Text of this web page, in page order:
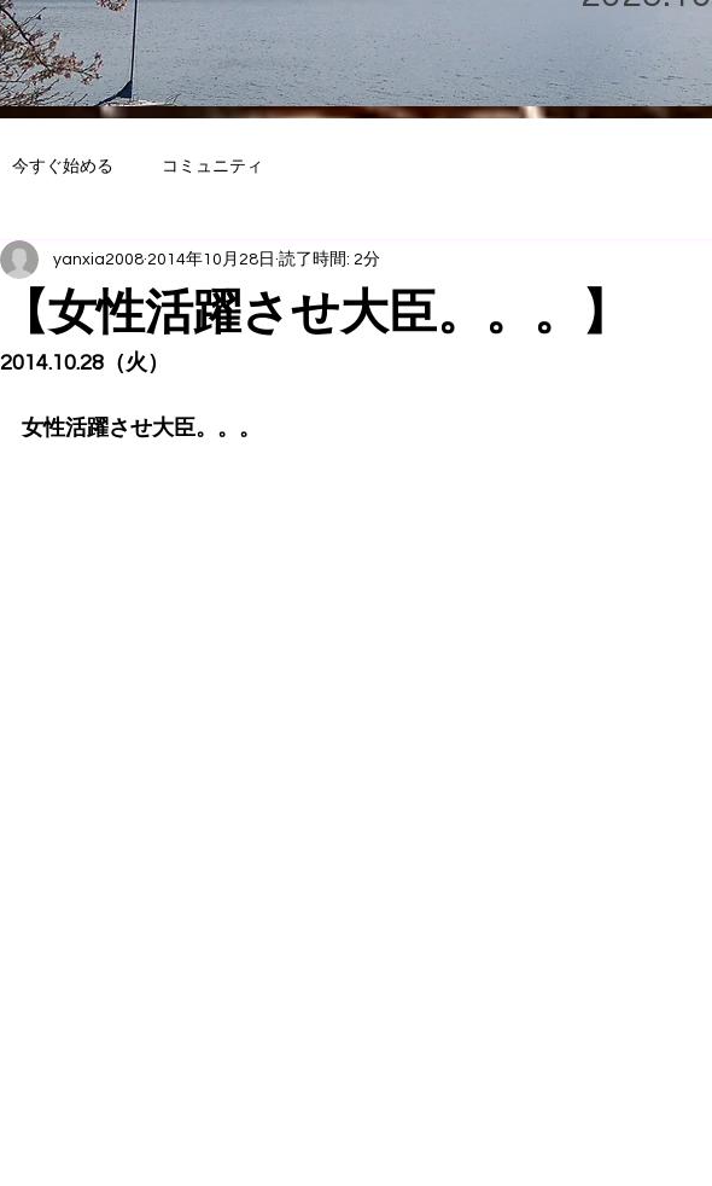
今すぐ始める コミュニティ
【女性活躍させ大臣。。。】
yanxia2008 2014年10月28日 読了時間: 2分
2014.10.28（火）
女性活躍させ大臣。。。